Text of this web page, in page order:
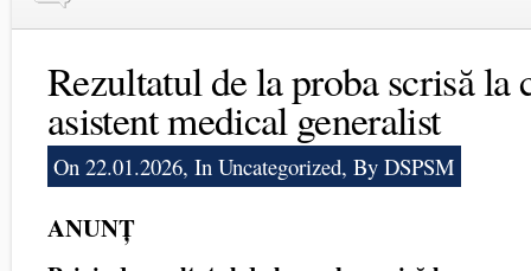
Rezultatul de la proba scrisă la
asistent medical generalist
On 22.01.2026, In Uncategorized, By DSPSM
ANUNȚ